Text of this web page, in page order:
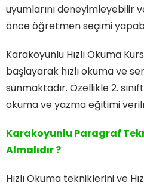
uyumlarını deneyimleyebilir
önce öğretmen seçimi
Karakoyunlu Hızlı Okuma
başlayarak hızlı okuma ve
sunmaktadır. Özellikle 2.
okuma ve yazma eğitimi
Karakoyunlu Paragraf
Almalıdır ?
Hızlı Okuma tekniklerini ve